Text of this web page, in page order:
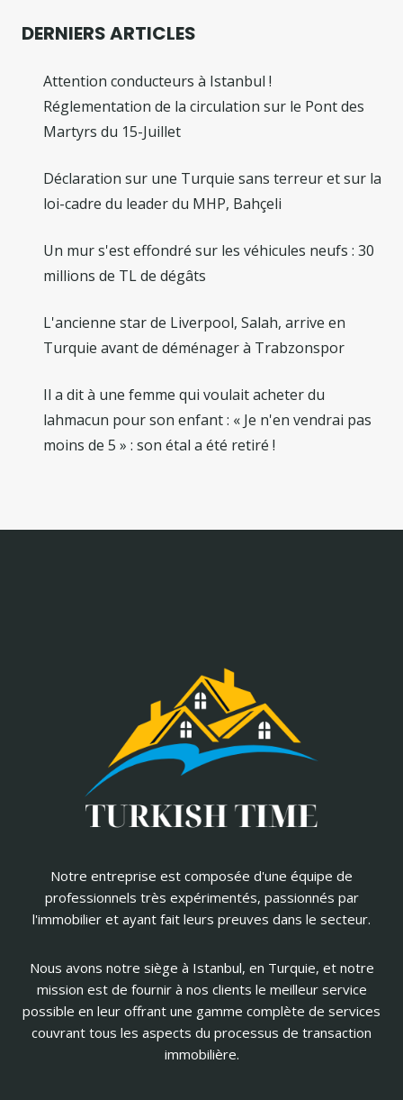
DERNIERS ARTICLES
Attention conducteurs à Istanbul !
Réglementation de la circulation sur le Pont des
Martyrs du 15-Juillet
Déclaration sur une Turquie sans terreur et sur la
loi-cadre du leader du MHP, Bahçeli
Un mur s'est effondré sur les véhicules neufs : 30
millions de TL de dégâts
L'ancienne star de Liverpool, Salah, arrive en
Turquie avant de déménager à Trabzonspor
Il a dit à une femme qui voulait acheter du
lahmacun pour son enfant : « Je n'en vendrai pas
moins de 5 » : son étal a été retiré !
Notre entreprise est composée d'une équipe de
professionnels très expérimentés, passionnés par
l'immobilier et ayant fait leurs preuves dans le secteur.
Nous avons notre siège à Istanbul, en Turquie, et notre
mission est de fournir à nos clients le meilleur service
possible en leur offrant une gamme complète de services
couvrant tous les aspects du processus de transaction
immobilière.